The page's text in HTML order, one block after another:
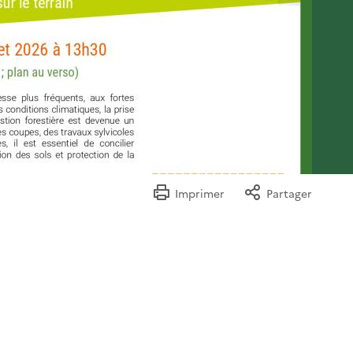
Imprimer Partager